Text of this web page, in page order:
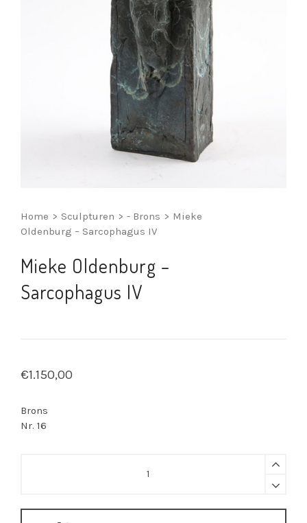
Home > Sculpturen > - Brons > Mieke
Oldenburg – Sarcophagus IV
Mieke Oldenburg –
Sarcophagus IV
€1.150,00
Brons
Nr. 16
Sarcophagus